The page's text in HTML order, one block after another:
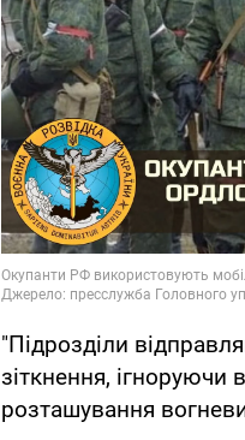
"Підрозділи
зіткнення, ігноруючи
розташування